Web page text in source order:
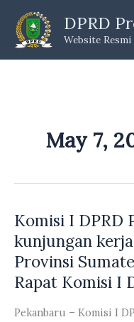
content
DPRD
Website
May 7,
Komisi I DPRD
kunjungan
Provinsi
Rapat Komisi I
Pekanbaru – Komisi I